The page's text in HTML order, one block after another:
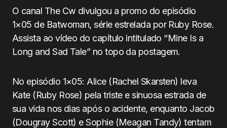
O canal The Cw divulgou a promo do episódio
1×05 de Batwoman, série estrelada por Ruby Rose.
Assista ao vídeo do capítulo intitulado “Mine Is a
Long and Sad Tale” no topo da postagem.
No episódio 1×05: Alice (Rachel Skarsten) leva
Kate (Ruby Rose) pela triste e sinuosa estrada de
sua vida nos dias após o acidente, enquanto Jacob
(Dougray Scott) e Sophie (Meagan Tandy) tentam